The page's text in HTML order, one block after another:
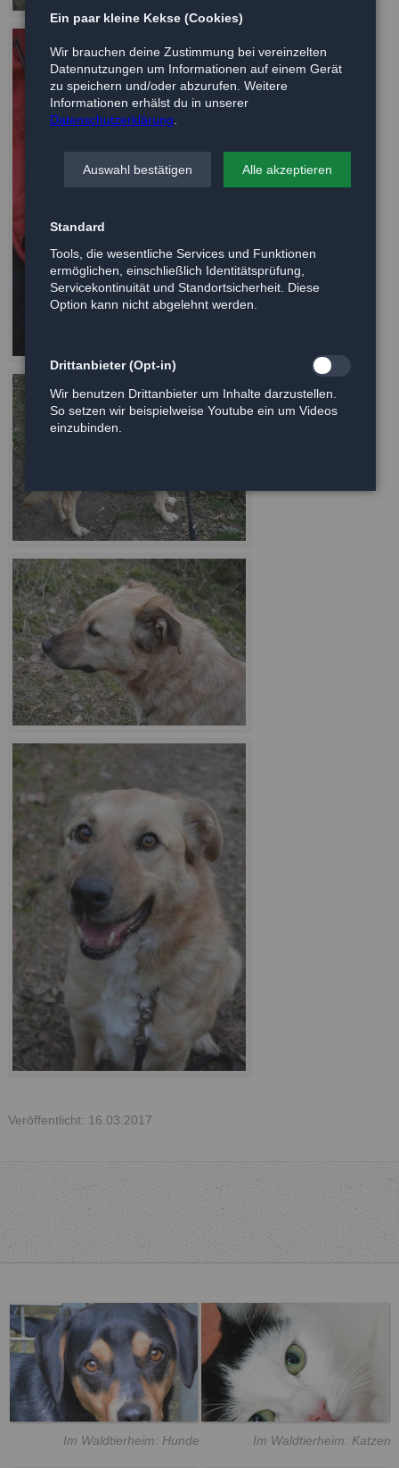
Veröffentlicht: 16.03.2017
Im Waldtierheim: Hunde Im Waldtierheim: Katzen
Ein paar kleine Kekse (Cookies)
Wir brauchen deine Zustimmung bei vereinzelten
Datennutzungen um Informationen auf einem Gerät
zu speichern und/oder abzurufen. Weitere
Informationen erhälst du in unserer
Datenschutzerklärung
Auswahl bestätigen Alle akzeptieren
Standard
Tools, die wesentliche Services und Funktionen
ermöglichen, einschließlich Identitätsprüfung,
Servicekontinuität und Standortsicherheit. Diese
Option kann nicht abgelehnt werden.
Drittanbieter (Opt-in)
Wir benutzen Drittanbieter um Inhalte darzustellen.
So setzen wir beispielweise Youtube ein um Videos
einzubinden.